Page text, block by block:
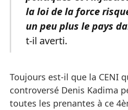
la loi de la force
un peu plus le pays
t-il averti.
Toujours est-il que la CENI
controversé Denis Kadima
toutes les prenantes à ce